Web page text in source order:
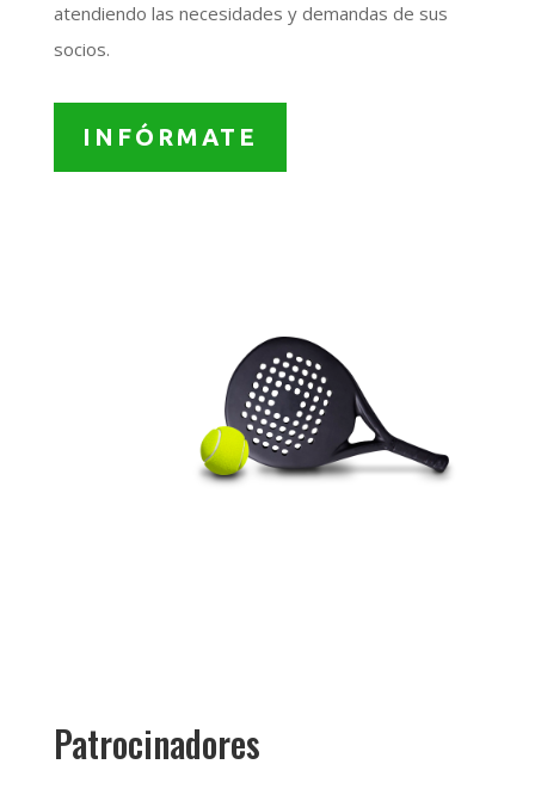
atendiendo las necesidades y demandas de sus
socios.
INFÓRMATE
Patrocinadores